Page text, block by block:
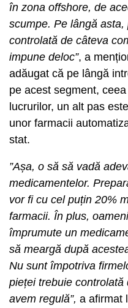
în zona offshore, de
scumpe. Pe lângă
controlată de câteva
impune deloc”, a
adăugat că pe lângă
pe acest segment,
lucrurilor, un alt pas
unor farmacii
stat.
”Așa, o să să vadă
medicamentelor.
vor fi cu cel puțin 20%
farmacii. În plus,
împrumute un
să meargă după
Nu sunt împotriva
pieței trebuie
avem regulă”, a afirmat